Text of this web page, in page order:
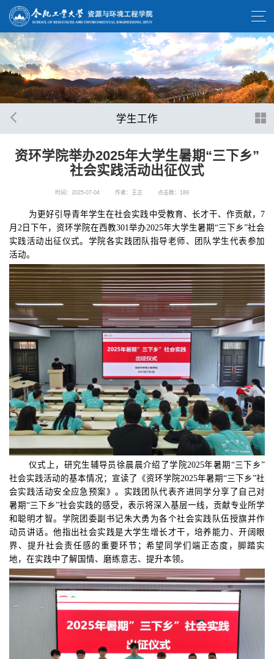
学生工作
资环学院举办2025年大学生暑期“三下乡”
社会实践活动出征仪式
时间：2025-07-04 作者：王正 点击数： 189
为更好引导青年学生在社会实践中受教育、长才干、作贡献 ， 7
月 2 日下午， 资环学院在西教301举办2025年大学生暑期“三下乡”社会
实践活动出征仪式。学院各实践团队指导老师、团队学生代表参加
活动。
仪式上， 研究生辅导员徐晨晨介绍了学院2025年暑期 “三下乡”
社会实践活动的基本情况 ； 宣读了《资环学院2025年暑期“三下乡”社
会实践活动安全应急预案》。实践团队代表齐进 同学分享了自己对
暑期“三下乡”社会实践的感受，表示将深入基层一线，贡献专业所学
和聪明才智。 学院团委副书记朱大勇为各个社会实践 队伍授旗并作
动员 讲话。他指出社会实践是大学生增长才干，培养能力、开阔眼
界、提升社会责任感的重要环节 ； 希望同学们端正态度，脚踏实
地，在实践中了解国情、 磨练意志、 提升本领。